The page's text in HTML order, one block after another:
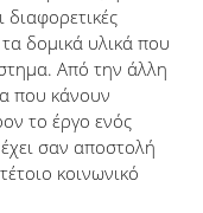
τα δομικά υλικά που
Από την άλλη
που κάνουν
το έργο ενός
σαν αποστολή
κοινωνικό